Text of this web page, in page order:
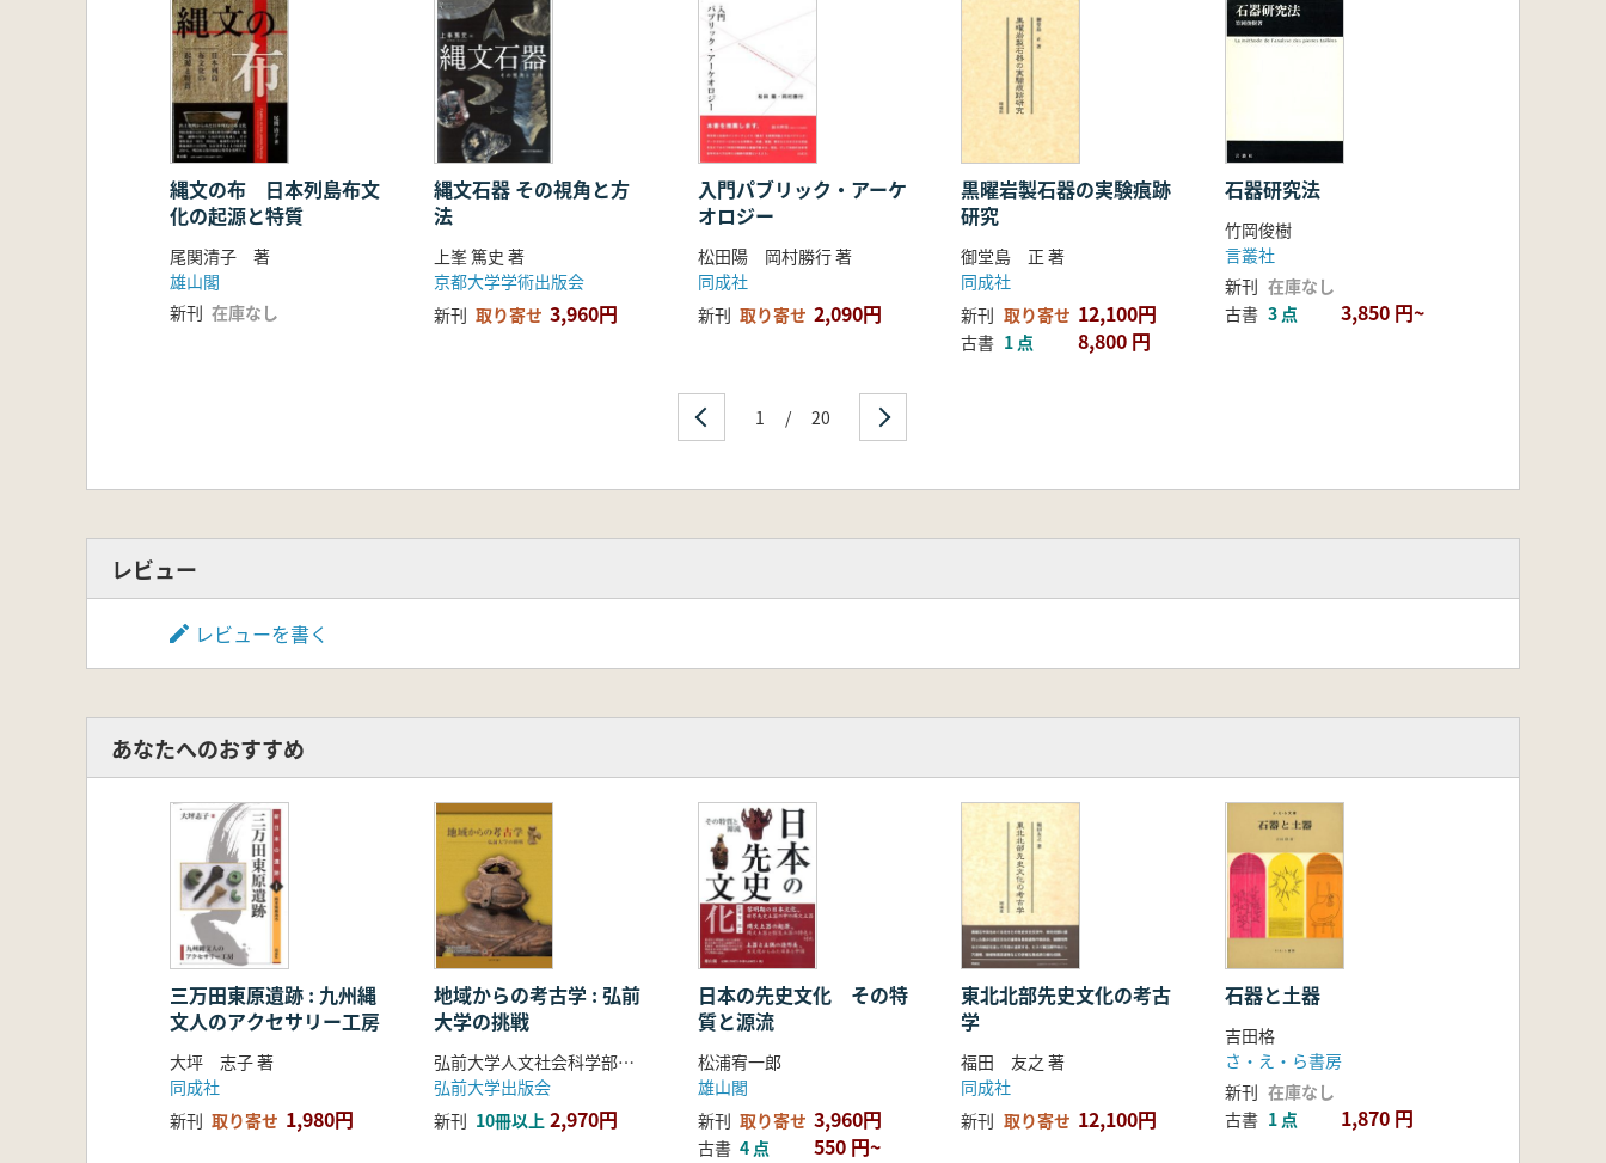
3.実験考古学的手法による打撃法の同定研究
4.縄文・弥生時代の両極打法
第3章石材消費戦略からみた縄文～弥生時代移行期の遺跡間関係
第1節 研究の方法と対象
1.問題の所在と本章の視点 2.研究の対象
第2節 サヌカイトの利用傾向
1.問題の所在
2.二上山北麓産サヌカイトの大別分類
3.二上山北麓産サヌカイトの細別分類
第3節 石器製作の追跡間変異と工程連鎖
1.縄文・弥生時代の石器製作工程
2.器種構成と作業工程
1.問題の所在 2.遺物の分布と性格 3.石器製作の空間構造とその変化
3.「運搬痕跡」と「石器製作の遺跡関連鎖」
1.分析結果のまとめ 2.遺跡間関係の評価
3.石器製作技術と石材消費戦略 4.追跡間関係の変化
終章 総括と展望
1.本書の成果 2.今後の研究課題
縄文の布 日本列島布文
化の起源と特質
尾関清子 著
雄山閣
新刊 在庫なし
縄文石器 その視角と方
法
上峯 篤史 著
京都大学学術出版会
新刊 取り寄せ 3,960円
入門パブリック・アーケ
オロジー
松田陽 岡村勝行 著
同成社
新刊 取り寄せ 2,090円
黒曜岩製石器の実験痕跡
研究
御堂島 正 著
同成社
新刊 取り寄せ 12,100円
古書 1 点 8,800 円
石器研究法
竹岡俊樹
言叢社
新刊 在庫なし
古書 3 点 3,850 円~
1 / 20
レビュー
レビューを書く
あなたへのおすすめ
三万田東原遺跡 : 九州縄
文人のアクセサリー工房
大坪 志子 著
同成社
新刊 取り寄せ 1,980円
地域からの考古学 : 弘前
大学の挑戦
弘前大学人文社会科学部北日本考古学研究センター 編
弘前大学出版会
新刊 10冊以上 2,970円
日本の先史文化 その特
質と源流
松浦宥一郎
雄山閣
新刊 取り寄せ 3,960円
古書 4 点 550 円~
東北北部先史文化の考古
学
福田 友之 著
同成社
新刊 取り寄せ 12,100円
石器と土器
吉田格
さ・え・ら書房
新刊 在庫なし
古書 1 点 1,870 円